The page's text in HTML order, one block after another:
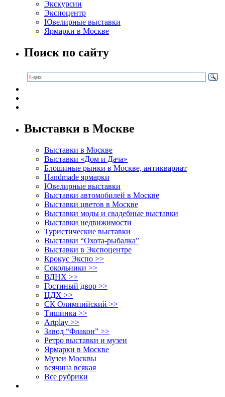
Экскурсии
Экспоцентр
Ювелирные выставки
Ярмарки в Москве
Поиск по сайту
Выставки в Москве
Выставки в Москве
Выставки «Дом и Дача»
Блошиные рынки в Москве, антиквариат
Handmade ярмарки
Ювелирные выставки
Выставки автомобилей в Москве
Выставки цветов в Москве
Выставки моды и свадебные выставки
Выставки недвижимости
Туристические выставки
Выставки “Охота-рыбалка”
Выставки в Экспоцентре
Крокус Экспо >>
Сокольники >>
ВДНХ >>
Гостиный двор >>
ЦДХ >>
СК Олимпийский >>
Тишинка >>
Artplay >>
Завод “Флакон” >>
Ретро выставки и музеи
Ярмарки в Москве
Музеи Москвы
всячина всякая
Все рубрики